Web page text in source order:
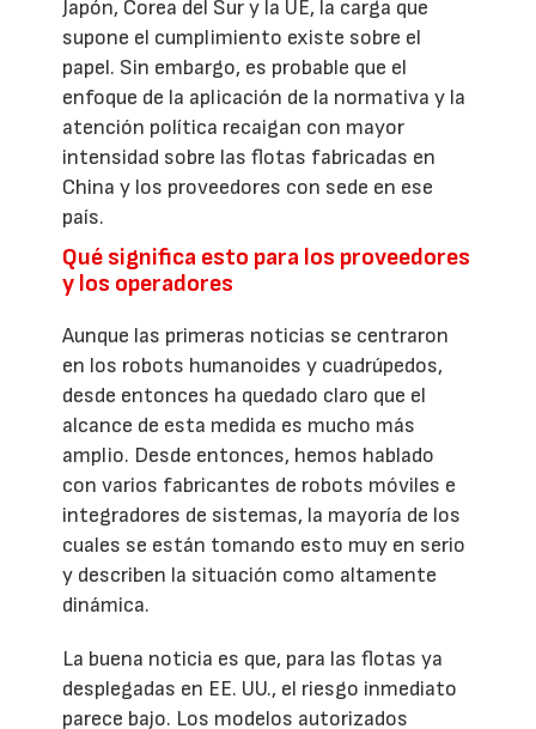
Japón, Corea del Sur y la UE, la carga que
supone el cumplimiento existe sobre el
papel. Sin embargo, es probable que el
enfoque de la aplicación de la normativa y la
atención política recaigan con mayor
intensidad sobre las flotas fabricadas en
China y los proveedores con sede en ese
país.
Qué significa esto para los proveedores
y los operadores
Aunque las primeras noticias se centraron
en los robots humanoides y cuadrúpedos,
desde entonces ha quedado claro que el
alcance de esta medida es mucho más
amplio. Desde entonces, hemos hablado
con varios fabricantes de robots móviles e
integradores de sistemas, la mayoría de los
cuales se están tomando esto muy en serio
y describen la situación como altamente
dinámica.
La buena noticia es que, para las flotas ya
desplegadas en EE. UU., el riesgo inmediato
parece bajo. Los modelos autorizados